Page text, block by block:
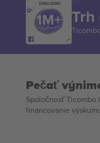
ĎAKUJEME!
Trh
Pečať
Spoločnosť Ticombo
financovanie